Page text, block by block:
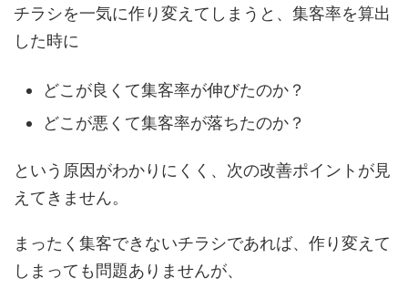
チラシを一気に作り変えてしまうと、集客率を算出
した時に
どこが良くて集客率が伸びたのか？
どこが悪くて集客率が落ちたのか？
という原因がわかりにくく、次の改善ポイントが見
えてきません。
まったく集客できないチラシであれば、作り変えて
しまっても問題ありませんが、